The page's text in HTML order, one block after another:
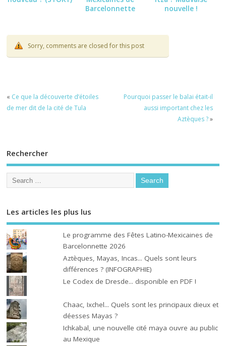
Barcelonnette
nouvelle !
Sorry, comments are closed for this post
« Ce que la découverte d’étoiles
de mer dit de la cité de Tula
Pourquoi passer le balai était-il
aussi important chez les
Aztèques ?»
Rechercher
Les articles les plus lus
Le programme des Fêtes Latino-Mexicaines de
Barcelonnette 2026
Aztèques, Mayas, Incas... Quels sont leurs
différences ? (INFOGRAPHIE)
Le Codex de Dresde... disponible en PDF !
Chaac, Ixchel... Quels sont les principaux dieux et
déesses Mayas ?
Ichkabal, une nouvelle cité maya ouvre au public
au Mexique